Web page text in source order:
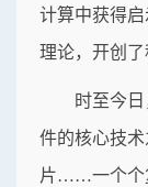
计算中获得
理论，开创
时至今
件的核心技
片……一个个